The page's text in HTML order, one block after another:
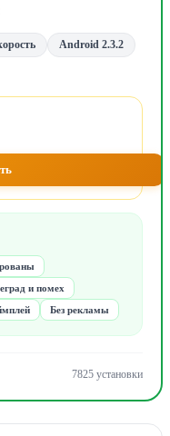
Android 2.3.2
и помех
Без рекламы
7825 установки